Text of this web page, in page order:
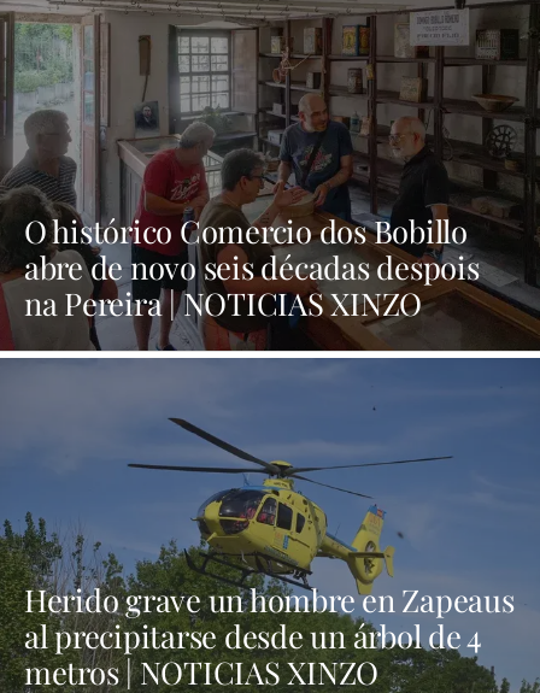
O histórico Comercio dos Bobillo
abre de novo seis décadas despois
na Pereira | NOTICIAS XINZO
Herido grave un hombre en Zapeaus
al precipitarse desde un árbol de 4
metros | NOTICIAS XINZO